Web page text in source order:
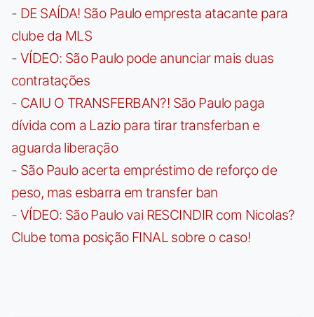
- DE SAÍDA! São Paulo empresta atacante para
clube da MLS
- VÍDEO: São Paulo pode anunciar mais duas
contratações
- CAIU O TRANSFERBAN?! São Paulo paga
dívida com a Lazio para tirar transferban e
aguarda liberação
- São Paulo acerta empréstimo de reforço de
peso, mas esbarra em transfer ban
- VÍDEO: São Paulo vai RESCINDIR com Nicolas?
Clube toma posição FINAL sobre o caso!